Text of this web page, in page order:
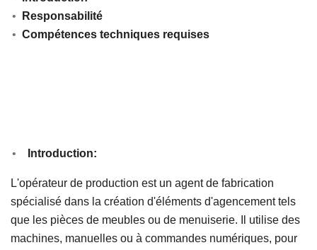
Responsabilité
Compétences techniques requises
Introduction:
L'opérateur de production est un agent de fabrication
spécialisé dans la création d'éléments d'agencement tels
que les pièces de meubles ou de menuiserie. Il utilise des
machines, manuelles ou à commandes numériques, pour